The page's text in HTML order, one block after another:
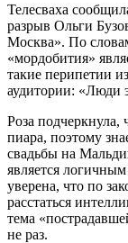
Телесваха
разрыв Ольги
Москва». По
«мордобития»
такие перипетии
аудитории: «Люди
Роза подчеркнула,
пиара, поэтому
свадьбы на
является
уверена, что по
расстаться
тема
не раз.